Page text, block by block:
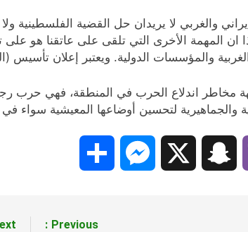
والغربي لا يريدان حل القضية الفلسطينية
المهمة الأخرى التي تلقى على عاتقنا هو
والمؤسسات الدولية. ويعتبر إعلان
اندلاع الحرب في المنطقة، فهي حرب
والجماهيرية لتحسين أوضاعها المعيشية سواء
Viber
Snapchat
Messenger
Previous: